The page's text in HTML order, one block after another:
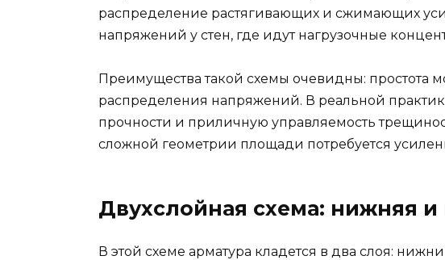
распределение растягивающих и сжимающих
напряжений у стен, где идут нагрузочные
Преимущества такой схемы очевидны: простота
распределения напряжений. В реальной
прочности и приличную управляемость
сложной геометрии площади потребуется
Двухслойная схема: нижняя и
В этой схеме арматура кладется в два слоя: